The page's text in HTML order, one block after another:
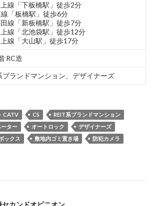
線「下板橋駅」徒歩2分
線「板橋駅」徒歩6分
線「新板橋駅」徒歩7分
線「北池袋駅」徒歩12分
線「大山駅」徒歩17分
RC造
ブランドマンション、デザイナーズ
CATV CS
REIT系ブランドマンション
ーター オートロック
デザイナーズ
ックス 敷地内ゴミ置き場
防犯カメラ
カンドオピニオン